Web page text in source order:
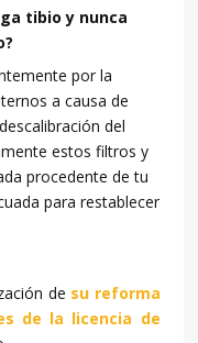
tibio y nunca
por la
a causa de
del
estos filtros y
procedente de tu
para restablecer
de su reforma
de la licencia de